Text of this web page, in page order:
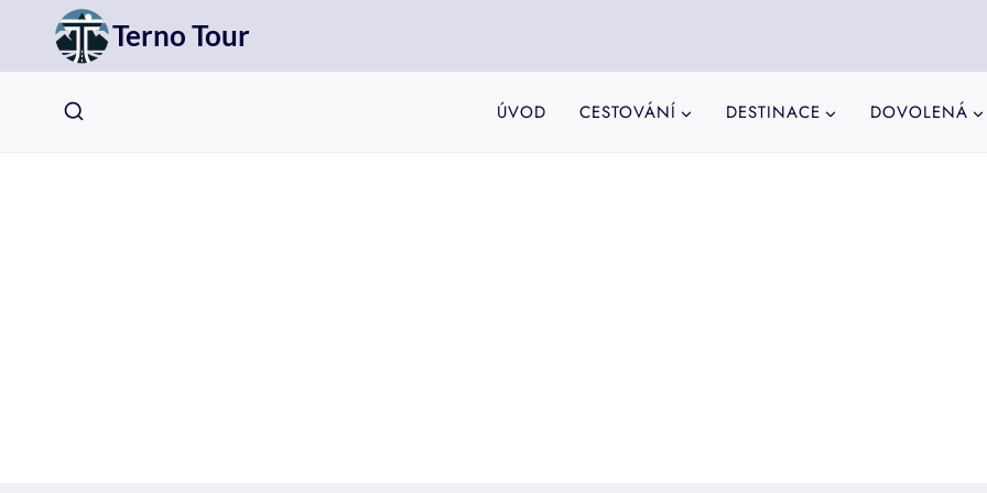
Přeskočit
obsah
Terno Tour
ÚVOD CESTOVÁNÍ DESTINACE DOVOLENÁ